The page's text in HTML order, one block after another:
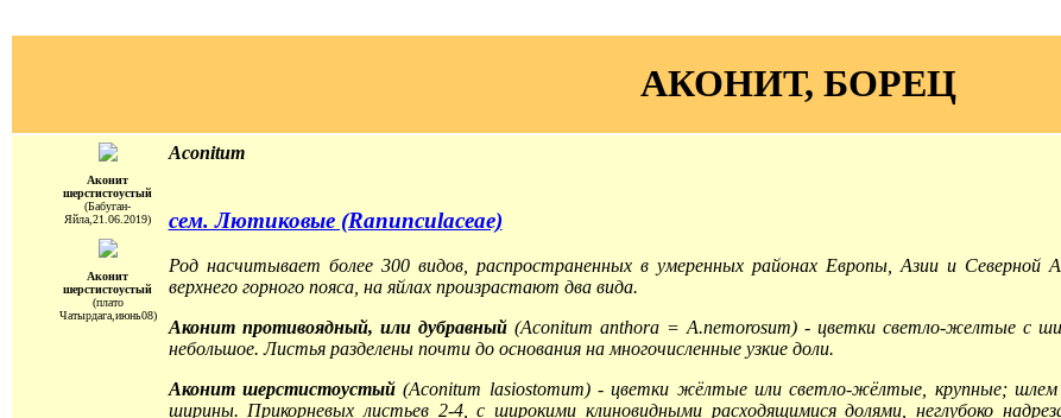
АКОНИТ, БОРЕЦ
Аконит
шерстистоустый
(Бабуган-
Яйла,21.06.2019)
Аконит
шерстистоустый
(плато
Чатырдага,июнь08)
Aconitum
сем. Лютиковые (Ranunculaceae)
Род насчитывает более 300 видов, распространенных в умеренных районах Европы, Азии и Северной
верхнего горного пояса, на яйлах произрастают два вида.
Аконит противоядный, или дубравный (Aconitum anthora = A.nemorosum)- цветки светло-желтые с
небольшое. Листья разделены почти до основания на многочисленные узкие доли.
Аконит шерстистоустый(Aconitum lasiostomum)- цветки жёлтые или светло-жёлтые, крупные; шлем
ширины. Прикорневых листьев 2-4, с широкими клиновидными расходящимися долями, неглубоко